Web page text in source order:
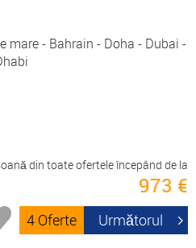
mare - Bahrain - Doha - Dubai -
din toate ofertele începând de la
973 €
4 Oferte Următorul